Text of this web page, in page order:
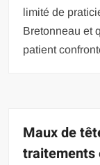
limité de
Bretonneau et
patient
Maux de
traitements